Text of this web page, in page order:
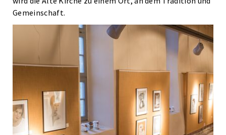
Gemeinschaft.